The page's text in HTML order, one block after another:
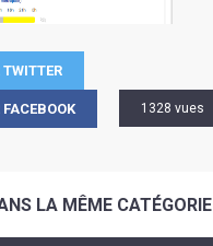
TWITTER
1328 vues
LA MÊME CATÉGORIE